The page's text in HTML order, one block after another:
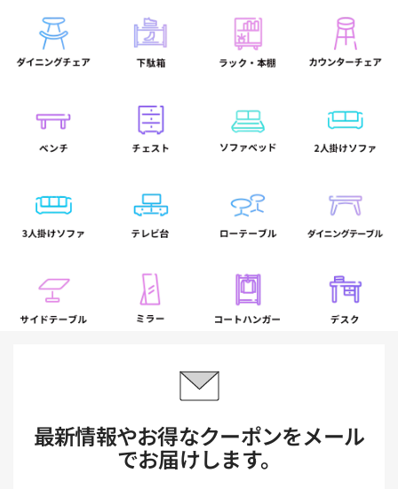
最新情報やお得なクーポンをメール
でお届けします。